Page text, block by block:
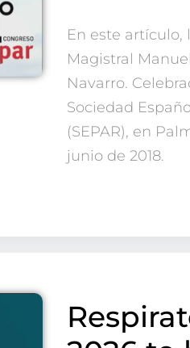
En este artículo,
Magistral
Navarro.
Sociedad
(SEPAR), en
junio de 2018.
Entérate
Nuestras
Acepto el